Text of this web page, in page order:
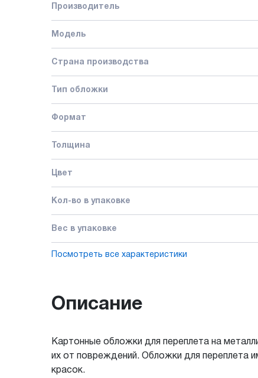
Производитель
Модель
Страна производства
Тип обложки
Формат
Толщина
Цвет
Кол-во в упаковке
Вес в упаковке
Посмотреть все характеристики
Описание
Картонные обложки для переплета на
их от повреждений. Обложки для переплета
красок.